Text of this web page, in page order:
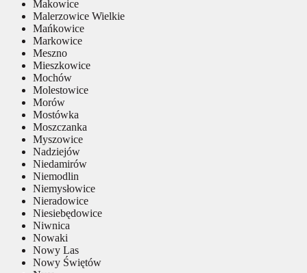
Makowice
Malerzowice Wielkie
Mańkowice
Markowice
Meszno
Mieszkowice
Mochów
Molestowice
Morów
Mostówka
Moszczanka
Myszowice
Nadziejów
Niedamirów
Niemodlin
Niemysłowice
Nieradowice
Niesiebędowice
Niwnica
Nowaki
Nowy Las
Nowy Świętów